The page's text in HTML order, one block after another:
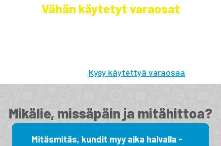
Vähän käytetyt varaosat
Kysy käytettyä varaosaa
Mikälie, missäpäin ja mitähittoa?
Mitäsmitäs, kundit myy aika halvalla -